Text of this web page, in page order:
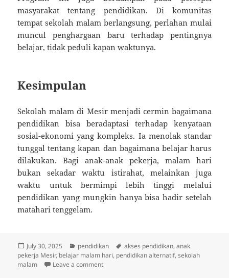
masyarakat tentang pendidikan. Di komunitas
tempat sekolah malam berlangsung, perlahan mulai
muncul penghargaan baru terhadap pentingnya
belajar, tidak peduli kapan waktunya.
Kesimpulan
Sekolah malam di Mesir menjadi cermin bagaimana
pendidikan bisa beradaptasi terhadap kenyataan
sosial-ekonomi yang kompleks. Ia menolak standar
tunggal tentang kapan dan bagaimana belajar harus
dilakukan. Bagi anak-anak pekerja, malam hari
bukan sekadar waktu istirahat, melainkan juga
waktu untuk bermimpi lebih tinggi melalui
pendidikan yang mungkin hanya bisa hadir setelah
matahari tenggelam.
Posted
on
July 30, 2025 Categories
pendidikan Tags
akses pendidikan,anak
pekerja Mesir, belajar malam hari, pendidikan alternatif,sekolah
malam
Leave a commenton Sekolah Malam untuk Anak Pekerja di